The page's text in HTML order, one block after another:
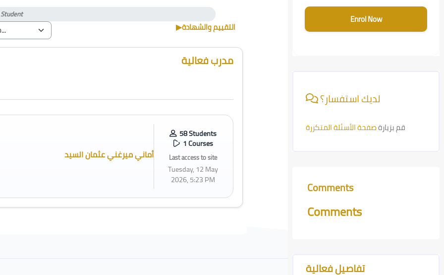
Enrol Now
لديك استفسار؟
قم بزيارةصفحة الأسئلة المتكررة
Skip Comments
Comments
Comments
تفاصيل فعالية
Student
▶︎التقييم والشهادة
مدرب فعالية
أماني ميرغني عثمان السيد
58 Students
1 Courses
Last access to site
Tuesday, 12 May
2026, 5:23 PM